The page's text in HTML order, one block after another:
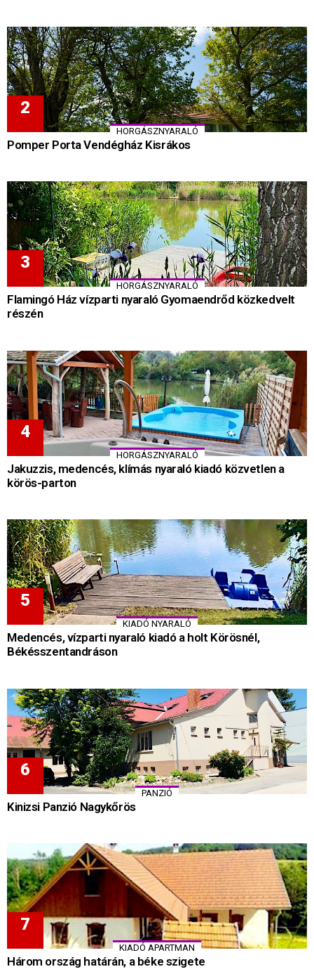
HORGÁSZNYARALÓ
Pomper Porta Vendégház Kisrákos
HORGÁSZNYARALÓ
Flamingó Ház vízparti nyaraló Gyomaendrőd közkedvelt
részén
HORGÁSZNYARALÓ
Jakuzzis, medencés, klímás nyaraló kiadó közvetlen a
körös-parton
KIADÓ NYARALÓ
Medencés, vízparti nyaraló kiadó a holt Körösnél,
Békésszentandráson
PANZIÓ
Kinizsi Panzió Nagykőrös
KIADÓ APARTMAN
Három ország határán, a béke szigete